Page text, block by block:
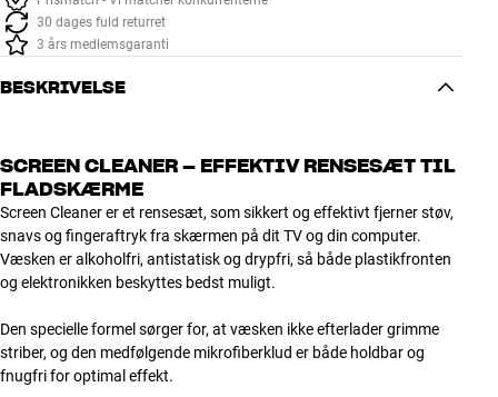
30 dages fuld returret
3 års medlemsgaranti
BESKRIVELSE
SCREEN CLEANER – EFFEKTIV RENSESÆT TIL
FLADSKÆRME
Screen Cleaner er et rensesæt, som sikkert og effektivt fjerner støv,
snavs og fingeraftryk fra skærmen på dit TV og din computer.
Væsken er alkoholfri, antistatisk og drypfri, så både plastikfronten
og elektronikken beskyttes bedst muligt.
Den specielle formel sørger for, at væsken ikke efterlader grimme
striber, og den medfølgende mikrofiberklud er både holdbar og
fnugfri for optimal effekt.